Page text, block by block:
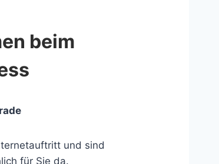
beim
und sind
für Sie da.